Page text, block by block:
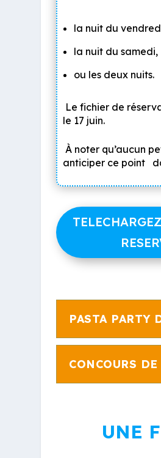
la nuit du
la nuit du samedi,
ou les deux nuits.
Le fichier de
le 17 juin.
À noter qu’aucun
anticiper ce point
PASTA PARTY
CONCOURS
UNE